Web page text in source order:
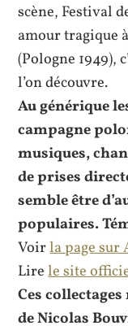
scène, Festival
amour tragique
(Pologne 1949),
l’on découvre.
Au générique
campagne
musiques,
de prises
semble être
populaires.
Voirla page sur
Lirele site
Ces
de Nicolas